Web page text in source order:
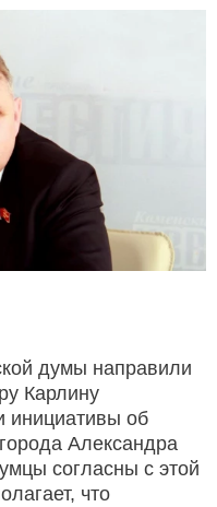
думы направили
Карлину
инициативы об
Александра
согласны с этой
что